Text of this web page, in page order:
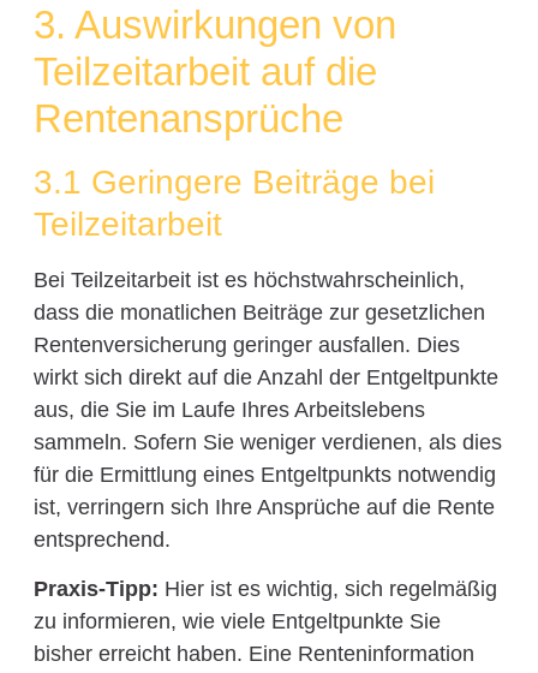
3. Auswirkungen von
Teilzeitarbeit auf die
Rentenansprüche
3.1 Geringere Beiträge bei
Teilzeitarbeit
Bei Teilzeitarbeit ist es höchstwahrscheinlich,
dass die monatlichen Beiträge zur gesetzlichen
Rentenversicherung geringer ausfallen. Dies
wirkt sich direkt auf die Anzahl der Entgeltpunkte
aus, die Sie im Laufe Ihres Arbeitslebens
sammeln. Sofern Sie weniger verdienen, als dies
für die Ermittlung eines Entgeltpunkts notwendig
ist, verringern sich Ihre Ansprüche auf die Rente
entsprechend.
Praxis-Tipp: Hier ist es wichtig, sich regelmäßig
zu informieren, wie viele Entgeltpunkte Sie
bisher erreicht haben. Eine Renteninformation